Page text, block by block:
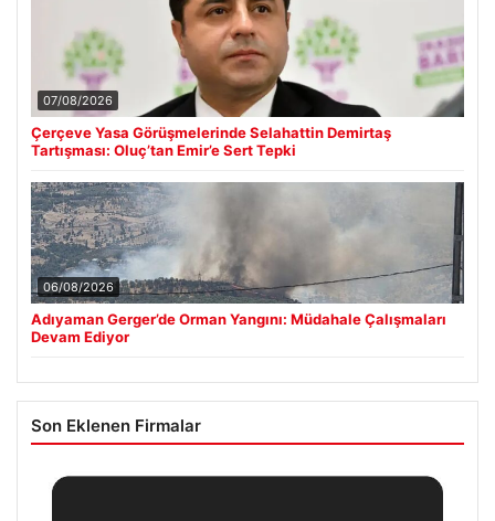
07/08/2026
Çerçeve Yasa Görüşmelerinde Selahattin Demirtaş
Tartışması: Oluç’tan Emir’e Sert Tepki
06/08/2026
Adıyaman Gerger’de Orman Yangını: Müdahale Çalışmaları
Devam Ediyor
Son Eklenen Firmalar